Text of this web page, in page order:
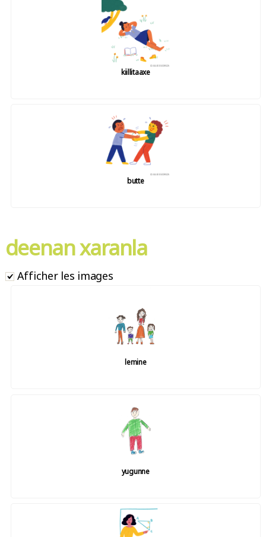
kiillitaaxe
butte
deenan xaranla
Afficher les images
lemine
yugunne